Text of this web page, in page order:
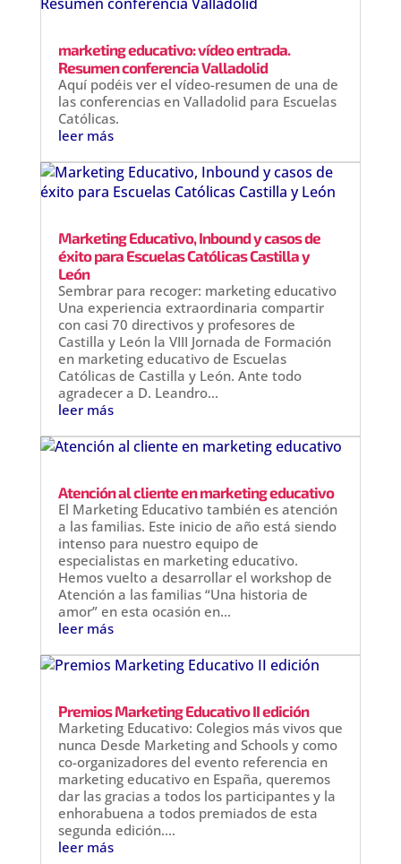
marketing educativo: vídeo entrada.
Resumen conferencia Valladolid
Aquí podéis ver el vídeo-resumen de una de
las conferencias en Valladolid para Escuelas
Católicas.
leer más
Marketing Educativo, Inbound y casos de
éxito para Escuelas Católicas Castilla y
León
Sembrar para recoger: marketing educativo
Una experiencia extraordinaria compartir
con casi 70 directivos y profesores de
Castilla y León la VIII Jornada de Formación
en marketing educativo de Escuelas
Católicas de Castilla y León. Ante todo
agradecer a D. Leandro...
leer más
Atención al cliente en marketing educativo
El Marketing Educativo también es atención
a las familias. Este inicio de año está siendo
intenso para nuestro equipo de
especialistas en marketing educativo.
Hemos vuelto a desarrollar el workshop de
Atención a las familias “Una historia de
amor” en esta ocasión en...
leer más
Premios Marketing Educativo II edición
Marketing Educativo: Colegios más vivos que
nunca Desde Marketing and Schools y como
co-organizadores del evento referencia en
marketing educativo en España, queremos
dar las gracias a todos los participantes y la
enhorabuena a todos premiados de esta
segunda edición....
leer más